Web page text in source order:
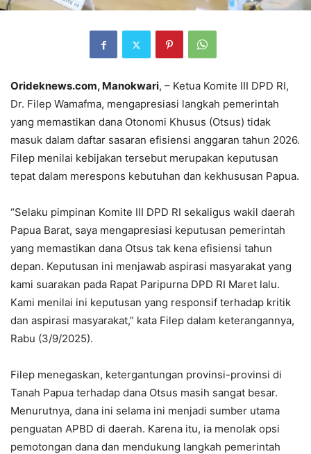
Orideknews.com, Manokwari, – Ketua Komite III DPD RI,
Dr. Filep Wamafma, mengapresiasi langkah pemerintah
yang memastikan dana Otonomi Khusus (Otsus) tidak
masuk dalam daftar sasaran efisiensi anggaran tahun 2026.
Filep menilai kebijakan tersebut merupakan keputusan
tepat dalam merespons kebutuhan dan kekhususan Papua.
“Selaku pimpinan Komite III DPD RI sekaligus wakil daerah
Papua Barat, saya mengapresiasi keputusan pemerintah
yang memastikan dana Otsus tak kena efisiensi tahun
depan. Keputusan ini menjawab aspirasi masyarakat yang
kami suarakan pada Rapat Paripurna DPD RI Maret lalu.
Kami menilai ini keputusan yang responsif terhadap kritik
dan aspirasi masyarakat,” kata Filep dalam keterangannya,
Rabu (3/9/2025).
Filep menegaskan, ketergantungan provinsi-provinsi di
Tanah Papua terhadap dana Otsus masih sangat besar.
Menurutnya, dana ini selama ini menjadi sumber utama
penguatan APBD di daerah. Karena itu, ia menolak opsi
pemotongan dana dan mendukung langkah pemerintah